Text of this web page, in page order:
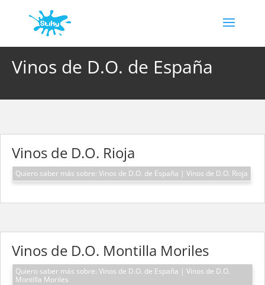
Vinos de D.O. de España
Vinos de D.O. Rioja
Quiero saber más sobre: Vinos de D.O. de España | Vinos de D.O. Rioja
Vinos de D.O. Montilla Moriles
Quiero saber más sobre: Vinos de D.O. de España | Vinos de D.O.
Montilla Moriles